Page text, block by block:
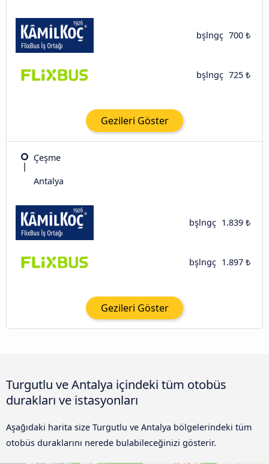
bşlngç 700 ₺
bşlngç 725 ₺
Gezileri Göster
Çeşme
Antalya
bşlngç 1.839 ₺
bşlngç 1.897 ₺
Gezileri Göster
Turgutlu ve Antalya içindeki tüm otobüs
durakları ve istasyonları
Aşağıdaki harita size Turgutlu ve Antalya bölgelerindeki tüm
otobüs duraklarını nerede bulabileceğinizi gösterir.